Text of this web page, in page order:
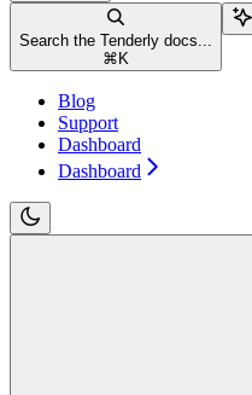
Search the Tenderly docs...
⌘ K
Blog
Support
Dashboard
Dashboard